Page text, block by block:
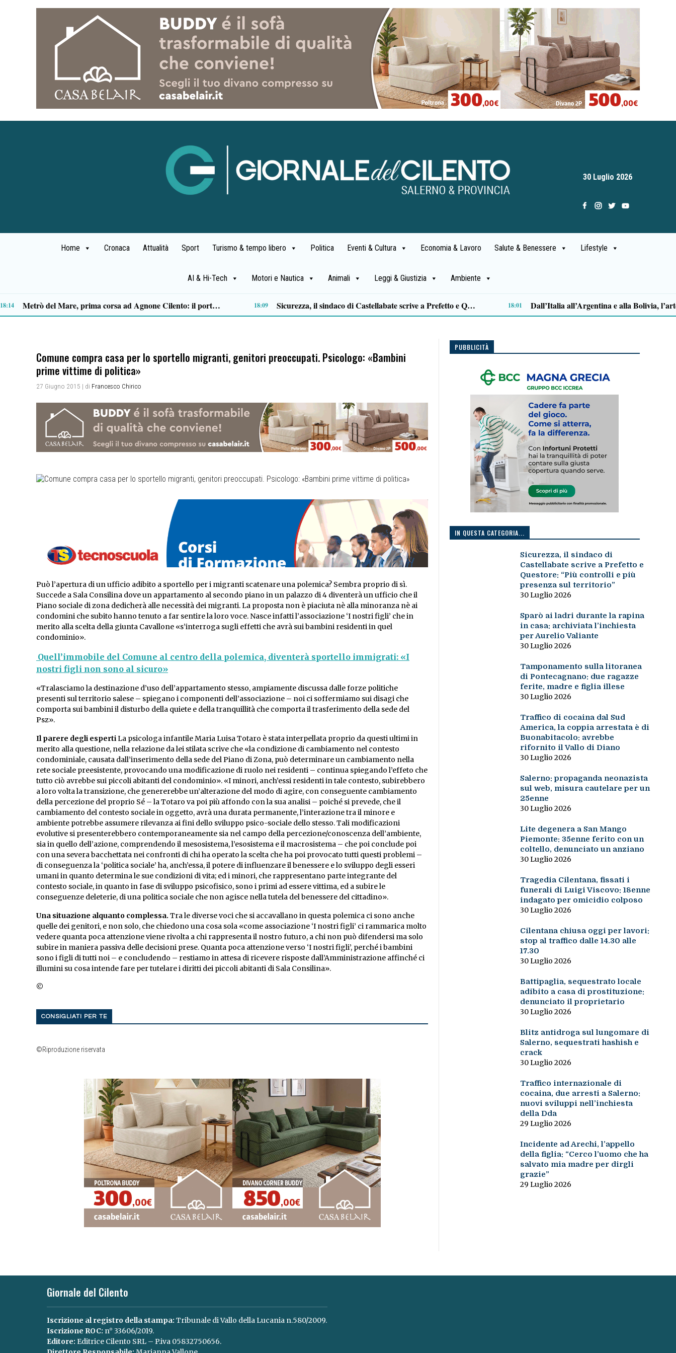
30 Luglio 2026
Home Cronaca Attualità Sport Turismo & tempo libero Politica Eventi & Cultura Economia & Lavoro Salute & Benessere Lifestyle
AI & Hi-Tech Motori e Nautica Animali Leggi & Giustizia Ambiente
Capaccio Paestum spazio di legalità: oltre 43 ettari di beni confiscati destinati a progetti sociali 14:14 Approvazione assestamento di bilancio, M5S Campania: «Più investimenti per servizi, territori e imprese» 14:11 Sparò ai ladri durante la rapina in casa: archiviata l’inchiesta per Aurelio Valiante
Comune compra casa per lo sportello migranti, genitori preoccupati. Psicologo: «Bambini
prime vittime di politica»
27 Giugno 2015 | di Francesco Chirico
Può l’apertura di un ufficio adibito a sportello per i migranti scatenare una polemica? Sembra proprio di sì.
Succede a Sala Consilina dove un appartamento al secondo piano in un palazzo di 4 diventerà un ufficio che il
Piano sociale di zona dedicherà alle necessità dei migranti. La proposta non è piaciuta nè alla minoranza nè ai
condomini che subito hanno tenuto a far sentire la loro voce. Nasce infatti l’associazione ‘I nostri figli’ che in
merito alla scelta della giunta Cavallone «s’interroga sugli effetti che avrà sui bambini residenti in quel
condominio».
Quell’immobile del Comune al centro della polemica, diventerà sportello immigrati: «I
nostri figli non sono al sicuro»
«Tralasciamo la destinazione d’uso dell’appartamento stesso, ampiamente discussa dalle forze politiche
presenti sul territorio salese – spiegano i componenti dell’associazione – noi ci soffermiamo sui disagi che
comporta sui bambini il disturbo della quiete e della tranquillità che comporta il trasferimento della sede del
Psz».
Il parere degli espertiLa psicologa infantile Maria Luisa Totaro è stata interpellata proprio da questi ultimi in
merito alla questione, nella relazione da lei stilata scrive che «la condizione di cambiamento nel contesto
condominiale, causata dall’inserimento della sede del Piano di Zona, può determinare un cambiamento nella
rete sociale preesistente, provocando una modificazione di ruolo nei residenti – continua spiegando l’effeto che
tutto ciò avrebbe sui piccoli abitanti del condominio». «I minori, anch’essi residenti in tale contesto, subirebbero
a loro volta la transizione, che genererebbe un’alterazione del modo di agire, con conseguente cambiamento
della percezione del proprio Sé – la Totaro va poi più affondo con la sua analisi – poiché si prevede, che il
cambiamento del contesto sociale in oggetto, avrà una durata permanente, l’interazione tra il minore e
ambiente potrebbe assumere rilevanza ai fini dello sviluppo psico-sociale dello stesso. Tali modificazioni
evolutive si presenterebbero contemporaneamente sia nel campo della percezione/conoscenza dell’ambiente,
sia in quello dell’azione, comprendendo il mesosistema, l’esosistema e il macrosistema – che poi conclude poi
con una severa bacchettata nei confronti di chi ha operato la scelta che ha poi provocato tutti questi problemi –
di conseguenza la ‘politica sociale’ ha, anch’essa, il potere di influenzare il benessere e lo sviluppo degli esseri
umani in quanto determina le sue condizioni di vita; ed i minori, che rappresentano parte integrante del
contesto sociale, in quanto in fase di sviluppo psicofisico, sono i primi ad essere vittima, ed a subire le
conseguenze deleterie, di una politica sociale che non agisce nella tutela del benessere del cittadino».
Una situazione alquanto complessa. Tra le diverse voci che si accavallano in questa polemica ci sono anche
quelle dei genitori, e non solo, che chiedono una cosa sola «come associazione ‘I nostri figli’ ci rammarica molto
vedere quanta poca attenzione viene rivolta a chi rappresenta il nostro futuro, a chi non può difendersi ma solo
subire in maniera passiva delle decisioni prese. Quanta poca attenzione verso ‘I nostri figli’, perché i bambini
sono i figli di tutti noi – e concludendo – restiamo in attesa di ricevere risposte dall’Amministrazione affinché ci
illumini su cosa intende fare per tutelare i diritti dei piccoli abitanti di Sala Consilina».
©
CONSIGLIATI PER TE
©Riproduzione riservata
PUBBLICITÀ
IN QUESTA CATEGORIA...
Sicurezza, il sindaco di
Castellabate scrive a Prefetto e
Questore: “Più controlli e più
presenza sul territorio”
30 Luglio 2026
Sparò ai ladri durante la rapina
in casa: archiviata l’inchiesta
per Aurelio Valiante
30 Luglio 2026
Tamponamento sulla litoranea
di Pontecagnano: due ragazze
ferite, madre e figlia illese
30 Luglio 2026
Traffico di cocaina dal Sud
America, la coppia arrestata è di
Buonabitacolo: avrebbe
rifornito il Vallo di Diano
30 Luglio 2026
Salerno: propaganda neonazista
sul web, misura cautelare per un
25enne
30 Luglio 2026
Lite degenera a San Mango
Piemonte: 35enne ferito con un
coltello, denunciato un anziano
30 Luglio 2026
Tragedia Cilentana, fissati i
funerali di Luigi Viscovo: 18enne
indagato per omicidio colposo
30 Luglio 2026
Cilentana chiusa oggi per lavori:
stop al traffico dalle 14.30 alle
17.30
30 Luglio 2026
Battipaglia, sequestrato locale
adibito a casa di prostituzione:
denunciato il proprietario
30 Luglio 2026
Blitz antidroga sul lungomare di
Salerno, sequestrati hashish e
crack
30 Luglio 2026
Traffico internazionale di
cocaina, due arresti a Salerno:
nuovi sviluppi nell’inchiesta
della Dda
29 Luglio 2026
Incidente ad Arechi, l’appello
della figlia: “Cerco l’uomo che ha
salvato mia madre per dirgli
grazie”
29 Luglio 2026
Giornale del Cilento
Iscrizione al registro della stampa: Tribunale di Vallo della Lucania n.580/2009.
Iscrizione ROC: n° 33606/2019.
Editore: Editrice Cilento SRL – P.iva 05832750656.